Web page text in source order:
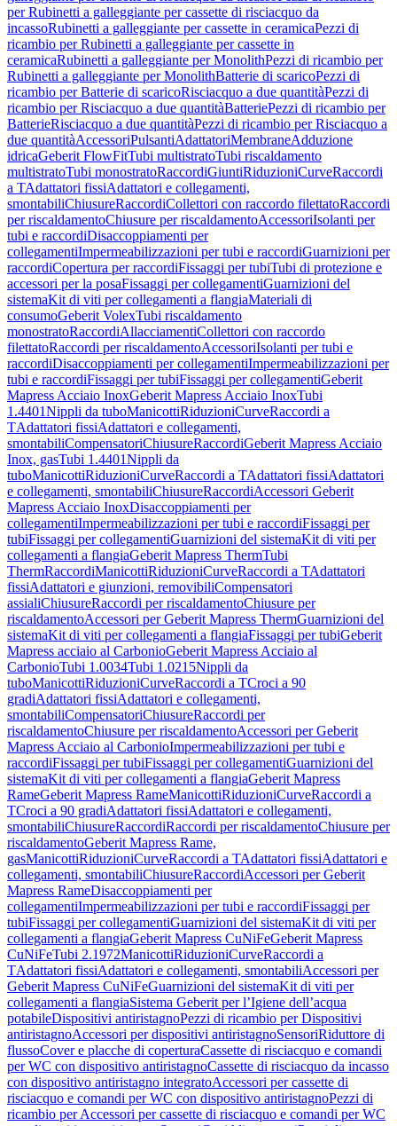
per Rubinetti a galleggiante per cassette di risciacquo da
incassoRubinetti a galleggiante per cassette in ceramicaPezzi di
ricambio per Rubinetti a galleggiante per cassette in
ceramicaRubinetti a galleggiante per MonolithPezzi di ricambio per
Rubinetti a galleggiante per MonolithBatterie di scaricoPezzi di
ricambio per Batterie di scaricoRisciacquo a due quantitàPezzi di
ricambio per Risciacquo a due quantitàBatteriePezzi di ricambio per
BatterieRisciacquo a due quantitàPezzi di ricambio per Risciacquo a
due quantitàAccessoriPulsantiAdattatoriMembraneAdduzione
idricaGeberit FlowFitTubi multistratoTubi riscaldamento
multistratoTubi monostratoRaccordiGiuntiRiduzioniCurveRaccordi
a TAdattatori fissiAdattatori e collegamenti,
smontabiliChiusureRaccordiCollettori con raccordo filettatoRaccordi
per riscaldamentoChiusure per riscaldamentoAccessoriIsolanti per
tubi e raccordiDisaccoppiamenti per
collegamentiImpermeabilizzazioni per tubi e raccordiGuarnizioni per
raccordiCopertura per raccordiFissaggi per tubiTubi di protezione e
accessori per la posaFissaggi per collegamentiGuarnizioni del
sistemaKit di viti per collegamenti a flangiaMateriali di
consumoGeberit VolexTubi riscaldamento
monostratoRaccordiAllacciamentiCollettori con raccordo
filettatoRaccordi per riscaldamentoAccessoriIsolanti per tubi e
raccordiDisaccoppiamenti per collegamentiImpermeabilizzazioni per
tubi e raccordiFissaggi per tubiFissaggi per collegamentiGeberit
Mapress Acciaio InoxGeberit Mapress Acciaio InoxTubi
1.4401Nippli da tuboManicottiRiduzioniCurveRaccordi a
TAdattatori fissiAdattatori e collegamenti,
smontabiliCompensatoriChiusureRaccordiGeberit Mapress Acciaio
Inox, gasTubi 1.4401Nippli da
tuboManicottiRiduzioniCurveRaccordi a TAdattatori fissiAdattatori
e collegamenti, smontabiliChiusureRaccordiAccessori Geberit
Mapress Acciaio InoxDisaccoppiamenti per
collegamentiImpermeabilizzazioni per tubi e raccordiFissaggi per
tubiFissaggi per collegamentiGuarnizioni del sistemaKit di viti per
collegamenti a flangiaGeberit Mapress ThermTubi
ThermRaccordiManicottiRiduzioniCurveRaccordi a TAdattatori
fissiAdattatori e giunzioni, removibiliCompensatori
assialiChiusureRaccordi per riscaldamentoChiusure per
riscaldamentoAccessori per Geberit Mapress ThermGuarnizioni del
sistemaKit di viti per collegamenti a flangiaFissaggi per tubiGeberit
Mapress acciaio al CarbonioGeberit Mapress Acciaio al
CarbonioTubi 1.0034Tubi 1.0215Nippli da
tuboManicottiRiduzioniCurveRaccordi a TCroci a 90
gradiAdattatori fissiAdattatori e collegamenti,
smontabiliCompensatoriChiusureRaccordi per
riscaldamentoChiusure per riscaldamentoAccessori per Geberit
Mapress Acciaio al CarbonioImpermeabilizzazioni per tubi e
raccordiFissaggi per tubiFissaggi per collegamentiGuarnizioni del
sistemaKit di viti per collegamenti a flangiaGeberit Mapress
RameGeberit Mapress RameManicottiRiduzioniCurveRaccordi a
TCroci a 90 gradiAdattatori fissiAdattatori e collegamenti,
smontabiliChiusureRaccordiRaccordi per riscaldamentoChiusure per
riscaldamentoGeberit Mapress Rame,
gasManicottiRiduzioniCurveRaccordi a TAdattatori fissiAdattatori e
collegamenti, smontabiliChiusureRaccordiAccessori per Geberit
Mapress RameDisaccoppiamenti per
collegamentiImpermeabilizzazioni per tubi e raccordiFissaggi per
tubiFissaggi per collegamentiGuarnizioni del sistemaKit di viti per
collegamenti a flangiaGeberit Mapress CuNiFeGeberit Mapress
CuNiFeTubi 2.1972ManicottiRiduzioniCurveRaccordi a
TAdattatori fissiAdattatori e collegamenti, smontabiliAccessori per
Geberit Mapress CuNiFeGuarnizioni del sistemaKit di viti per
collegamenti a flangiaSistema Geberit per l’Igiene dell’acqua
potabileDispositivi antiristagnoPezzi di ricambio per Dispositivi
antiristagnoAccessori per dispositivi antiristagnoSensoriRiduttore di
flussoCover e placche di coperturaCassette di risciacquo e comandi
per WC con dispositivo antiristagnoCassette di risciacquo da incasso
con dispositivo antiristagno integratoAccessori per cassette di
risciacquo e comandi per WC con dispositivo antiristagnoPezzi di
ricambio per Accessori per cassette di risciacquo e comandi per WC